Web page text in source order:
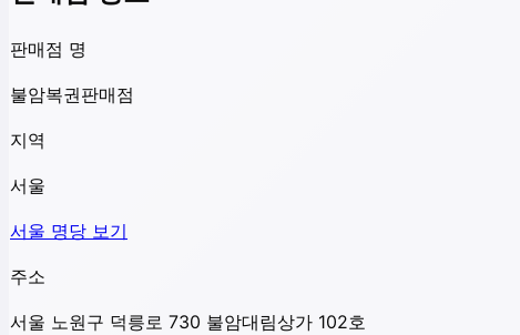
판매점 명
불암복권판매점
지역
서울
서울 명당 보기
주소
서울 노원구 덕릉로 730 불암대림상가 102호